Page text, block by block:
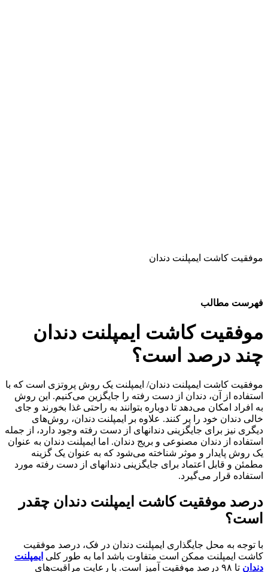
موفقیت کاشت ایمپلنت دندان
فهرست مطالب
موفقیت کاشت ایمپلنت دندان
چند درصد است؟
موفقیت کاشت ایمپلنت دندان/ ایمپلنت یک روش پروتزی است که با
استفاده از آن، دندان از دست رفته را جایگزین می‌کنیم. این روش
به افراد امکان می‌دهد تا دوباره بتوانند به راحتی غذا بخورند و جای
خالی دندان خود را پر کنند. علاوه بر ایمپلنت دندان، روش‌های
دیگری نیز برای جایگزینی دندانهای از دست رفته وجود دارد، از جمله
استفاده از دندان مصنوعی و بریج دندان. اما ایمپلنت دندان به عنوان
یک روش پایدار و موثر شناخته می‌شود که به عنوان یک گزینه
مطمئن و قابل اعتماد برای جایگزینی دندانهای از دست رفته مورد
استفاده قرار می‌گیرد.
درصد موفقیت کاشت ایمپلنت دندان چقدر
است؟
با توجه به محل جایگذاری ایمپلنت دندان در فک، درصد موفقیت
کاشت ایمپلنت ممکن است متفاوت باشد اما به طور کلی ایمپلنت
دندان
تا ۹۸ درصد موفقیت آمیز است. با رعایت مراقبت‌های